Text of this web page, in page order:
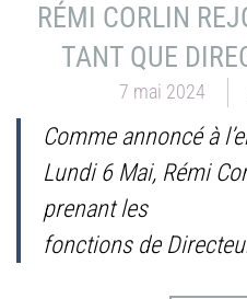
RÉMI CORLIN
TANT QUE
7 mai 2024
Comme annoncé à
Lundi 6 Mai, Rémi
prenant les
fonctions de